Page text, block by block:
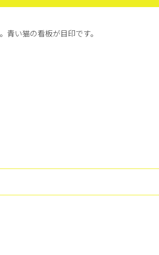
い猫の看板が目印です。